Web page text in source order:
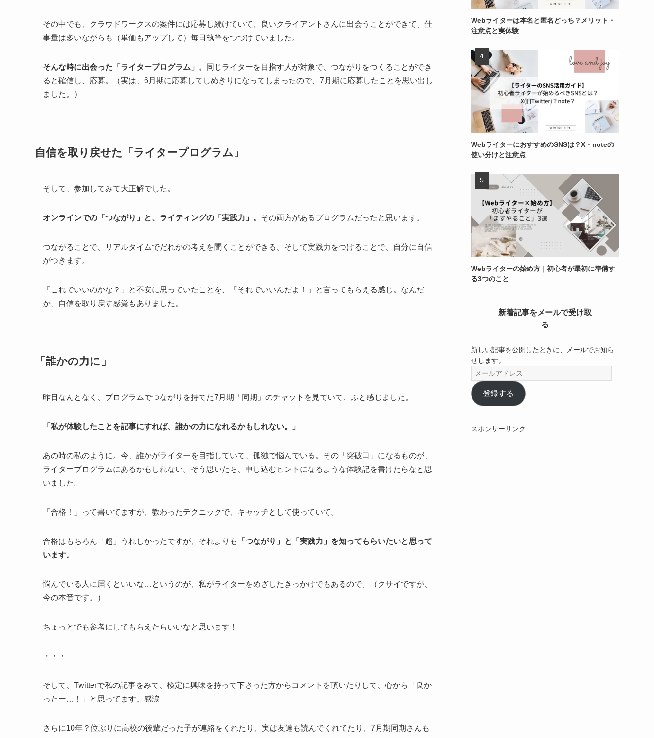
その中でも、クラウドワークスの案件には応募し続けていて、良いクライアントさんに出会うことができて、仕
事量は多いながらも（単価もアップして）毎日執筆をつづけていました。
そんな時に出会った「ライタープログラム」。
同じライターを目指す人が対象で、つながりをつくることができ
ると確信し、応募。（実は、6月期に応募してしめきりになってしまったので、7月期に応募したことを思い出し
ました。）
自信を取り戻せた「ライタープログラム」
そして、参加してみて大正解でした。
オンラインでの「つながり」と、ライティングの「実践力」。 その両方があるプログラムだったと思います。
つながることで、リアルタイムでだれかの考えを聞くことができる、そして実践力をつけることで、自分に自信
がつきます。
「これでいいのかな？」と不安に思っていたことを、「それでいいんだよ！」と言ってもらえる感じ。なんだ
か、自信を取り戻す感覚もありました。
「誰かの力に」
昨日なんとなく、プログラムでつながりを持てた7月期「同期」のチャットを見ていて、ふと感じました。
「私が体験したことを記事にすれば、誰かの力になれるかもしれない。」
あの時の私のように。今、誰かがライターを目指していて、孤独で悩んでいる。その「突破口」になるものが、
ライタープログラムにあるかもしれない。そう思いたち、申し込むヒントになるような体験記を書けたらなと思
いました。
「合格！」って書いてますが、教わったテクニックで、キャッチとして使っていて。
合格はもちろん「超」うれしかったですが、それよりも
「つながり」と「実践力」を知ってもらいたいと思って
います。
悩んでいる人に届くといいな…というのが、私がライターをめざしたきっかけでもあるので。（クサイですが、
今の本音です。）
ちょっとでも参考にしてもらえたらいいなと思います！
・・・
そして、Twitterで私の記事をみて、検定に興味を持って下さった方からコメントを頂いたりして、心から「良か
ったー…！」と思ってます。感涙
さらに10年？位ぶりに高校の後輩だった子が連絡をくれたり、実は友達も読んでくれてたり、7月期同期さんも
Webライターは本名と匿名どっち？メリット・
注意点と実体験
WebライターにおすすめのSNSは？X・noteの
使い分けと注意点
Webライターの始め方｜初心者が最初に準備す
る3つのこと
新着記事をメールで受け取
る
新しい記事を公開したときに、メールでお知ら
せします。
ー
ル
ア
登録する
スポンサーリンク